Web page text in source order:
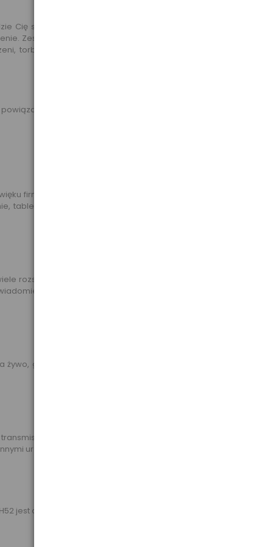
słyszał głośno i wyraźnie. Kiedy ktoś zadzwoni na Twój
Zestawu możesz również używać do przeglądania historii
torbie lub w dowolnym miejscu pozostającym w zasięgu
firmy Sony zapewnia głębokie basy oraz czysty i wyraźny
tablecie lub laptopie. Na wyświetlaczu mogą pojawiać się
rozszerzeń aplikacji, dzięki którym to akcesorium stanie się
i wiadomości tekstowe na wyraźnym wyświetlaczu
gdziekolwiek jesteś. Dzięki zestawowi słuchawkowemu
strumieniowej dźwięku Bluetooth (A2DP) - w tym z
urządzeniami naraz.
jest odporny na zachlapania i brzydką pogodę.